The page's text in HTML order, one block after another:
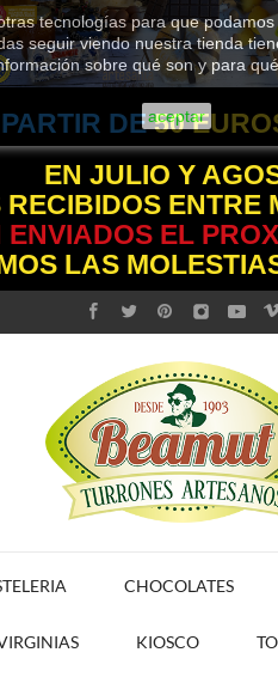
tecnologías para que
seguir viendo nuestra tienda
sobre qué son y para
aceptar
DE50
EN JULIO Y
ENTRE
ENVIADOS EL
LAS
CHOCOLATES
KIOSCO